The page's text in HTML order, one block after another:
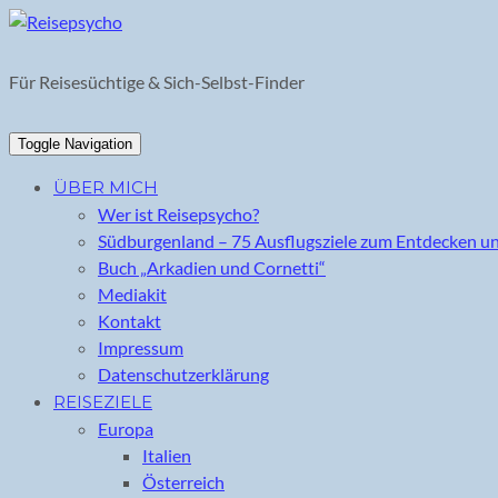
Skip
content
Für Reisesüchtige & Sich-Selbst-Finder
Toggle Navigation
ÜBER MICH
Wer ist Reisepsycho?
Südburgenland – 75 Ausflugsziele zum Entdecken
Buch „Arkadien und Cornetti“
Mediakit
Kontakt
Impressum
Datenschutzerklärung
REISEZIELE
Europa
Italien
Österreich